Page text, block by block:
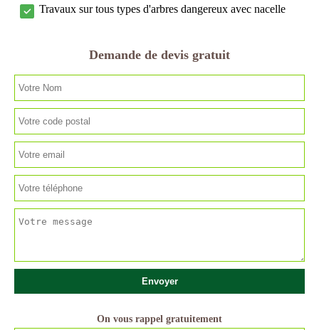
Travaux sur tous types d'arbres dangereux avec nacelle
Demande de devis gratuit
On vous rappel gratuitement